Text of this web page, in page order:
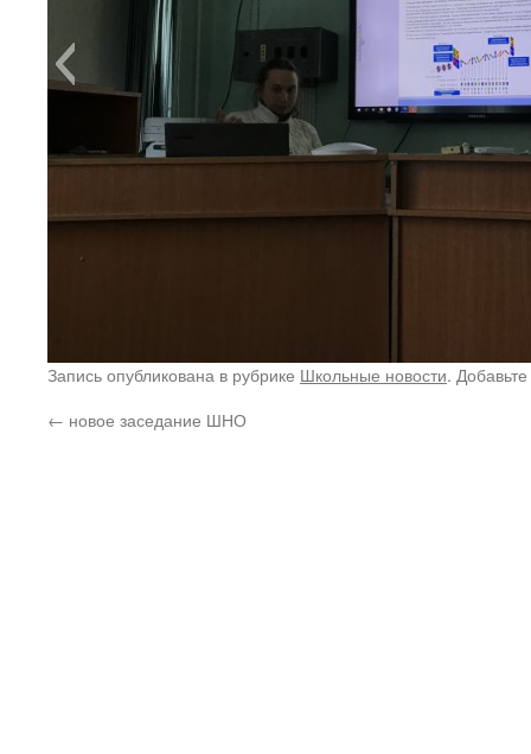
квантовая
Запись опубликована в рубрике Школьные новости.
← новое заседание ШНО